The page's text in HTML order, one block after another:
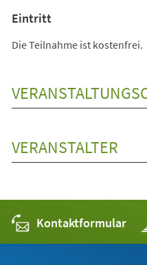
Eintritt
Die Teilnahme ist kostenfrei.
VERANSTALTER
Kontaktformular